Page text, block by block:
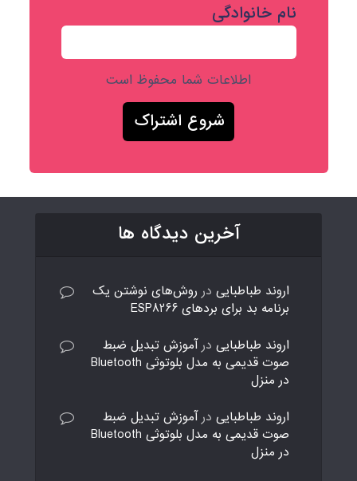
نام خانوادگی
اطلاعات شما محفوظ است
آخرین دیدگاه ها
اروند طباطبایی در روش‌های نوشتن یک
برنامه بد برای بردهای ESP8266
اروند طباطبایی درآموزش تبدیل ضبط
صوت قدیمی به مدل بلوتوثی Bluetooth
در منزل
اروند طباطبایی درآموزش تبدیل ضبط
صوت قدیمی به مدل بلوتوثی Bluetooth
در منزل